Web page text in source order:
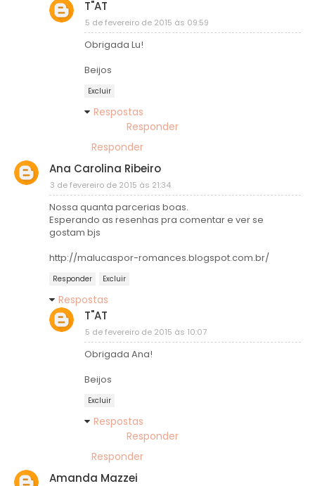
T"AT
5 de fevereiro de 2015 às 09:59
Obrigada Lu!
Beijos
Excluir
Respostas
Responder
Responder
Ana Carolina Ribeiro
3 de fevereiro de 2015 às 21:34
Nossa quanta parcerias boas.
Esperando as resenhas pra comentar e ver se
gostam bjs
http://malucaspor-romances.blogspot.com.br/
Responder Excluir
Respostas
T"AT
5 de fevereiro de 2015 às 10:07
Obrigada Ana!
Beijos
Excluir
Respostas
Responder
Responder
Amanda Mazzei